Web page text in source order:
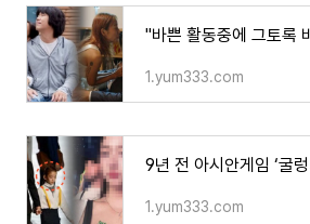
1.yum333.com
1.yum333.com